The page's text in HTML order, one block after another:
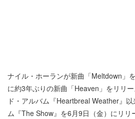
ナイル・ホーランが新曲「Meltdown」
に約3年ぶりの新曲「Heaven」をリリ
ド・アルバム『Heartbreal Weather』
ム『The Show』を6月9日（金）にリリ